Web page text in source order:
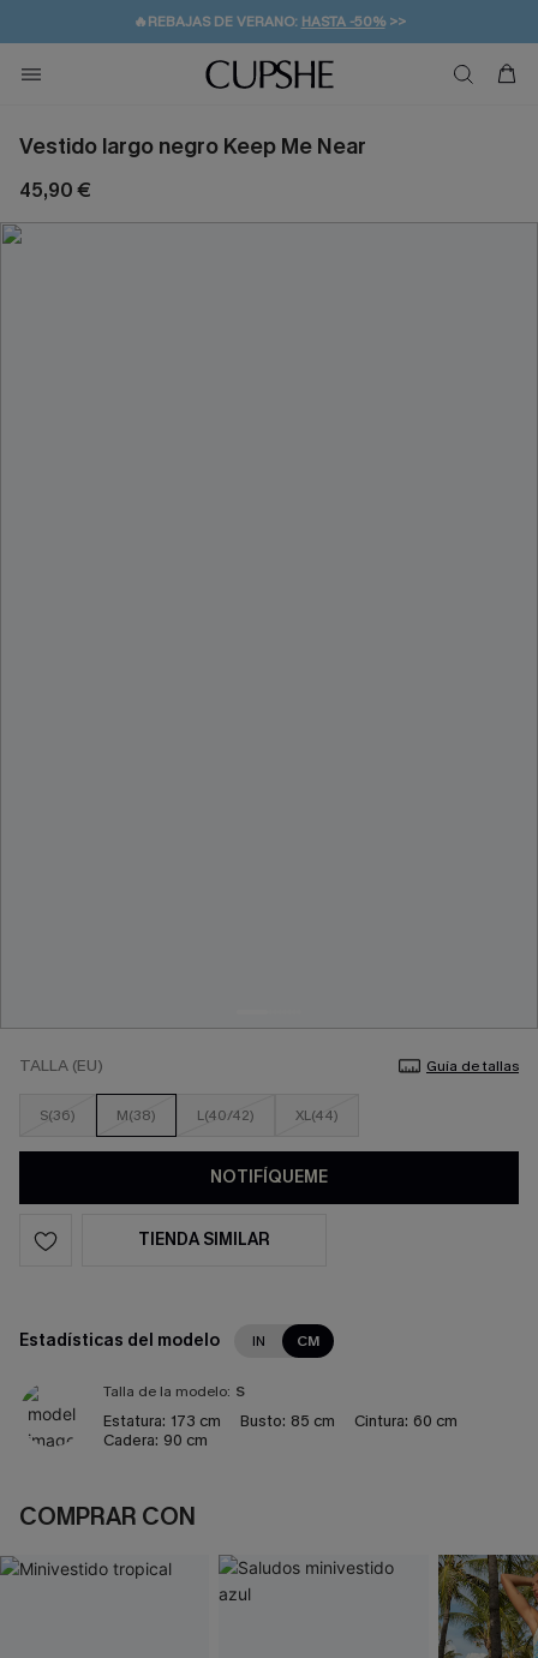
💌¡SUSCRIBIRSE & GANAR -10% EXTRA!
🚚ENVÍO GRATUITO A PARTIR DE 49 € >>
Vestido largo negro Keep Me Near
45,90 €
TALLA (EU) Guía de tallas
S(36) M(38) L(40/42) XL(44)
NOTIFÍQUEME
TIENDA SIMILAR
Estadísticas del modelo IN CM
Talla de la modelo: S
Estatura: 173 cm Busto: 85 cm Cintura: 60 cm
Cadera: 90 cm
COMPRAR CON